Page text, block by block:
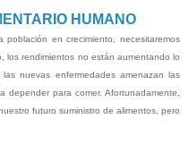
HUMANO
población en crecimiento, necesitaremos
los rendimientos no están aumentando lo
nuevas enfermedades amenazan las
para comer. Afortunadamente,
futuro suministro de alimentos, pero